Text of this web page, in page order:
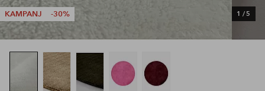
KAMPANJ -30% 1 /5